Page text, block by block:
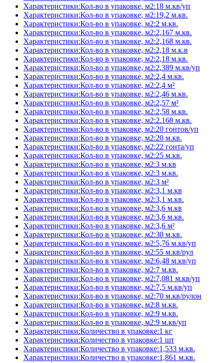
Характеристики:Кол-во в упаковке, м2:18 м.кв/уп
Характеристики:Кол-во в упаковке, м2:19,2 м.кв.
Характеристики:Кол-во в упаковке, м2:2 м.кв.
Характеристики:Кол-во в упаковке, м2:2,167 м.кв.
Характеристики:Кол-во в упаковке, м2:2,168 м.кв.
Характеристики:Кол-во в упаковке, м2:2,18 м.к.в
Характеристики:Кол-во в упаковке, м2:2,18 м.кв.
Характеристики:Кол-во в упаковке, м2:2,389 м.кв/уп
Характеристики:Кол-во в упаковке, м2:2,4 м.кв.
Характеристики:Кол-во в упаковке, м2:2,4 м²
Характеристики:Кол-во в упаковке, м2:2,46 м.кв.
Характеристики:Кол-во в упаковке, м2:2,57 м²
Характеристики:Кол-во в упаковке, м2:2,58 м.кв.
Характеристики:Кол-во в упаковке, м2:2.168 м.кв.
Характеристики:Кол-во в упаковке, м2:20 гонтов/уп
Характеристики:Кол-во в упаковке, м2:20 м.кв.
Характеристики:Кол-во в упаковке, м2:22 гонта/уп
Характеристики:Кол-во в упаковке, м2:25 м.кв.
Характеристики:Кол-во в упаковке, м2:3 м.кв
Характеристики:Кол-во в упаковке, м2:3 м.кв.
Характеристики:Кол-во в упаковке, м2:3 м²
Характеристики:Кол-во в упаковке, м2:3,1 м.кв
Характеристики:Кол-во в упаковке, м2:3,1 м.кв.
Характеристики:Кол-во в упаковке, м2:3,6 м.кв
Характеристики:Кол-во в упаковке, м2:3,6 м.кв.
Характеристики:Кол-во в упаковке, м2:3,6 м²
Характеристики:Кол-во в упаковке, м2:30 м.кв.
Характеристики:Кол-во в упаковке, м2:5,76 м.кв/уп
Характеристики:Кол-во в упаковке, м2:55 м.кв/рул
Характеристики:Кол-во в упаковке, м2:6,48 м.кв/уп
Характеристики:Кол-во в упаковке, м2:7 м.кв.
Характеристики:Кол-во в упаковке, м2:7,081 м.кв/уп
Характеристики:Кол-во в упаковке, м2:7,5 м.кв/уп
Характеристики:Кол-во в упаковке, м2:70 м.кв/рулон
Характеристики:Кол-во в упаковке, м2:8 м.кв.
Характеристики:Кол-во в упаковке, м2:9 м.кв.
Характеристики:Кол-во в упаковке, м2:9 м.кв/уп
Характеристики:Количество в упаковке:1 кг
Характеристики:Количество в упаковке:1 шт
Характеристики:Количество в упаковке:1,533 м.кв.
Характеристики:Количество в упаковке:1,861 м.кв.